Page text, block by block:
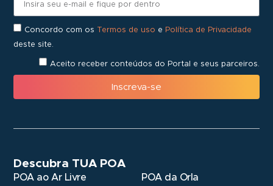
Concordo com os Termos de uso e Política de Privacidade
deste site.
Aceito receber conteúdos do Portal e seus parceiros.
Inscreva-se
Descubra TUA POA
POA ao Ar Livre
POA da Orla